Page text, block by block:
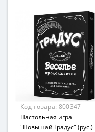
Возраст
от 18-ти лет
Жанр
Развлекательные
Материал
Ламинированный картон
Код товара: 800347
Настольная игра
"Повышай Градус" (рус.)